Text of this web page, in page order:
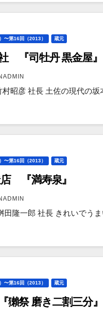
〜第16回（2013） 蔵元
『司牡丹 黒金屋』
昭彦 社長 土佐の現代の
〜第16回（2013） 蔵元
『満寿泉』
隆一郎 社長 きれいでう
〜第16回（2013） 蔵元
祭 磨き二割三分』